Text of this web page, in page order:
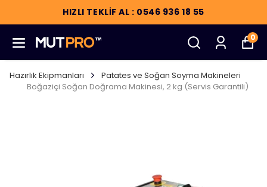
HIZLI TEKLİF AL : 0546 936 18 55
0
Hazırlık Ekipmanları
Patates ve Soğan Soyma Makineleri
Boğaziçi Soğan Doğrama Makinesi, 2 kg (Servis Garantili)